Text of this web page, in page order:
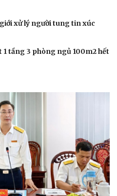
xử lý người tung tin xúc
1 tầng 3 phòng ngủ 100m2 hết